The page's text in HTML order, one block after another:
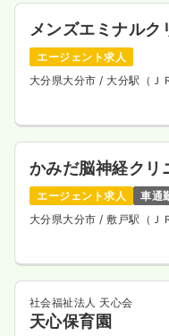
メンズエミナルク
エージェント求人
大分県大分市 / 大分駅（Ｊ
かみだ脳神経クリ
エージェント求人
車通
大分県大分市 / 敷戸駅（Ｊ
社会福祉法人 天心会
天心保育園